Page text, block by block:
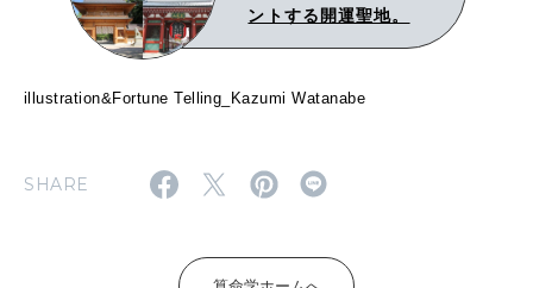
ントする開運聖地。
illustration&Fortune Telling_Kazumi Watanabe
SHARE